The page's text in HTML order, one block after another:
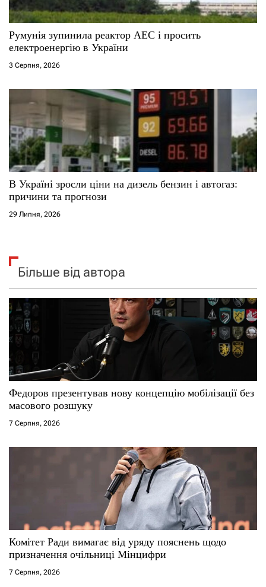
Румунія зупинила реактор АЕС і просить
електроенергію в України
3 Серпня, 2026
В Україні зросли ціни на дизель бензин і автогаз:
причини та прогнози
29 Липня, 2026
Більше від автора
Федоров презентував нову концепцію мобілізації без
масового розшуку
7 Серпня, 2026
Комітет Ради вимагає від уряду пояснень щодо
призначення очільниці Мінцифри
7 Серпня, 2026